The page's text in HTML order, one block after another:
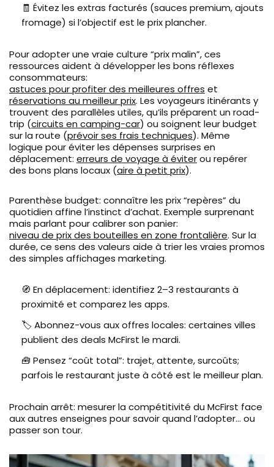
🧾 Évitez les extras facturés (sauces premium, ajouts
fromage) si l’objectif est le prix plancher.
Pour adopter une vraie culture “prix malin”, ces
ressources aident à développer les bons réflexes
consommateurs:
astuces pour profiter des meilleures offres et
réservations au meilleur prix. Les voyageurs itinérants y
trouvent des parallèles utiles, qu’ils préparent un road-
trip (circuits en camping-car) ou soignent leur budget
sur la route (prévoir ses frais techniques). Même
logique pour éviter les dépenses surprises en
déplacement: erreurs de voyage à éviterou repérer
des bons plans locaux (aire à petit prix).
Parenthèse budget: connaître les prix “repères” du
quotidien affine l’instinct d’achat. Exemple surprenant
mais parlant pour calibrer son panier:
niveau de prix des bouteilles en zone frontalière. Sur la
durée, ce sens des valeurs aide à trier les vraies promos
des simples affichages marketing.
🧭 En déplacement: identifiez 2–3 restaurants à
proximité et comparez les apps.
🏷️ Abonnez-vous aux offres locales: certaines villes
publient des deals McFirst le mardi.
🧰 Pensez “coût total”: trajet, attente, surcoûts;
parfois le restaurant juste à côté est le meilleur plan.
Prochain arrêt: mesurer la compétitivité du McFirst face
aux autres enseignes pour savoir quand l’adopter… ou
passer son tour.